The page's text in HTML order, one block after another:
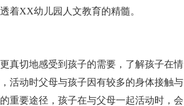
着XX幼儿园人文教育的精髓。
真切地感受到孩子的需要，了解孩子在情
活动时父母与孩子因有较多的身体接触与
重要途径，孩子在与父母一起活动时，会